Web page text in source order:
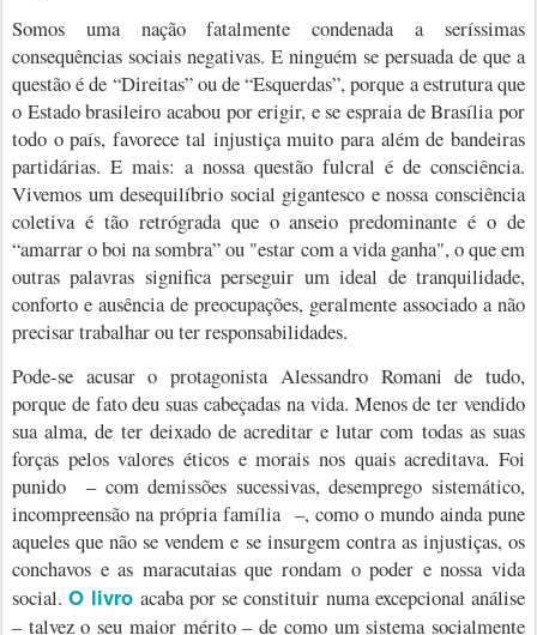
Somos uma nação fatalmente condenada a seríssimas
consequências sociais negativas. E ninguém se persuada de que a
questão é de “Direitas” ou de “Esquerdas”, porque a estrutura que
o Estado brasileiro acabou por erigir, e se espraia de Brasília por
todo o país, favorece tal injustiça muito para além de bandeiras
partidárias. E mais: a nossa questão fulcral é de consciência.
Vivemos um desequilíbrio social gigantesco e nossa consciência
coletiva é tão retrógrada que o anseio predominante é o de
“amarrar o boi na sombra” ou "estar com a vida ganha", o que em
outras palavras significa perseguir um ideal de tranquilidade,
conforto e ausência de preocupações, geralmente associado a não
precisar trabalhar ou ter responsabilidades.
Pode-se acusar o protagonista Alessandro Romani de tudo,
porque de fato deu suas cabeçadas na vida. Menos de ter vendido
sua alma, de ter deixado de acreditar e lutar com todas as suas
forças pelos valores éticos e morais nos quais acreditava. Foi
punido
– com demissões sucessivas, desemprego sistemático,
incompreensão na própria família –, como o mundo ainda pune
aqueles que não se vendem e se insurgem contra as injustiças, os
conchavos e as maracutaias que rondam o poder e nossa vida
social.O livro acaba por se constituir numa excepcional análise
– talvez o seu maior mérito – de como um sistema socialmente